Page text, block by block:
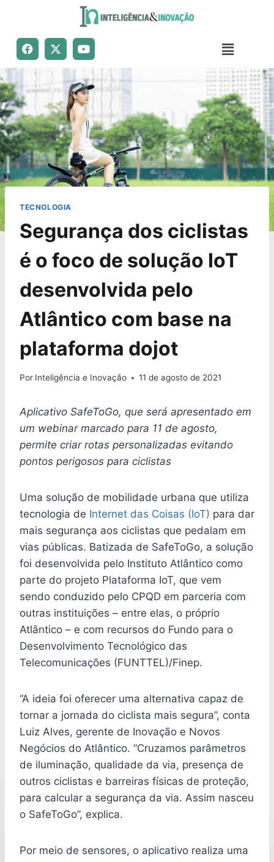
TECNOLOGIA
Segurança dos ciclistas
é o foco de solução IoT
desenvolvida pelo
Atlântico com base na
plataforma dojot
Por Inteligência e Inovação 11 de agosto de 2021
Aplicativo SafeToGo, que será apresentado em
um webinar marcado para 11 de agosto,
permite criar rotas personalizadas evitando
pontos perigosos para ciclistas
Uma solução de mobilidade urbana que utiliza
tecnologia de Internet das Coisas (IoT) para dar
mais segurança aos ciclistas que pedalam em
vias públicas. Batizada de SafeToGo, a solução
foi desenvolvida pelo Instituto Atlântico como
parte do projeto Plataforma IoT, que vem
sendo conduzido pelo CPQD em parceria com
outras instituições – entre elas, o próprio
Atlântico – e com recursos do Fundo para o
Desenvolvimento Tecnológico das
Telecomunicações (FUNTTEL)/Finep.
“A ideia foi oferecer uma alternativa capaz de
tornar a jornada do ciclista mais segura”, conta
Luiz Alves, gerente de Inovação e Novos
Negócios do Atlântico. “Cruzamos parâmetros
de iluminação, qualidade da via, presença de
outros ciclistas e barreiras físicas de proteção,
para calcular a segurança da via. Assim nasceu
o SafeToGo”, explica.
Por meio de sensores, o aplicativo realiza uma